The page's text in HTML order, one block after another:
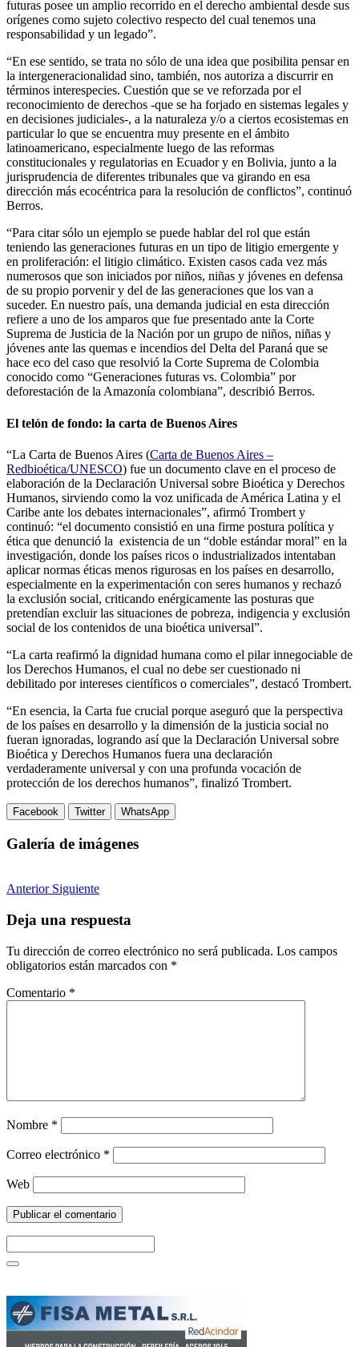
futuras posee un amplio recorrido en el derecho ambiental desde sus
orígenes como sujeto colectivo respecto del cual tenemos una
responsabilidad y un legado”.
“En ese sentido, se trata no sólo de una idea que posibilita pensar en
la intergeneracionalidad sino, también, nos autoriza a discurrir en
términos interespecies. Cuestión que se ve reforzada por el
reconocimiento de derechos -que se ha forjado en sistemas legales y
en decisiones judiciales-, a la naturaleza y/o a ciertos ecosistemas en
particular lo que se encuentra muy presente en el ámbito
latinoamericano, especialmente luego de las reformas
constitucionales y regulatorias en Ecuador y en Bolivia, junto a la
jurisprudencia de diferentes tribunales que va girando en esa
dirección más ecocéntrica para la resolución de conflictos”, continuó
Berros.
“Para citar sólo un ejemplo se puede hablar del rol que están
teniendo las generaciones futuras en un tipo de litigio emergente y
en proliferación: el litigio climático. Existen casos cada vez más
numerosos que son iniciados por niños, niñas y jóvenes en defensa
de su propio porvenir y del de las generaciones que los van a
suceder. En nuestro país, una demanda judicial en esta dirección
refiere a uno de los amparos que fue presentado ante la Corte
Suprema de Justicia de la Nación por un grupo de niños, niñas y
jóvenes ante las quemas e incendios del Delta del Paraná que se
hace eco del caso que resolvió la Corte Suprema de Colombia
conocido como “Generaciones futuras vs. Colombia” por
deforestación de la Amazonía colombiana”, describió Berros.
El telón de fondo: la carta de Buenos Aires
“La Carta de Buenos Aires (Carta de Buenos Aires –
Redbioética/UNESCO) fue un documento clave en el proceso de
elaboración de la Declaración Universal sobre Bioética y Derechos
Humanos, sirviendo como la voz unificada de América Latina y el
Caribe ante los debates internacionales”, afirmó Trombert y
continuó: “el documento consistió en una firme postura política y
ética que denunció la existencia de un “doble estándar moral” en la
investigación, donde los países ricos o industrializados intentaban
aplicar normas éticas menos rigurosas en los países en desarrollo,
especialmente en la experimentación con seres humanos y rechazó
la exclusión social, criticando enérgicamente las posturas que
pretendían excluir las situaciones de pobreza, indigencia y exclusión
social de los contenidos de una bioética universal”.
“La carta reafirmó la dignidad humana como el pilar innegociable de
los Derechos Humanos, el cual no debe ser cuestionado ni
debilitado por intereses científicos o comerciales”, destacó Trombert.
“En esencia, la Carta fue crucial porque aseguró que la perspectiva
de los países en desarrollo y la dimensión de la justicia social no
fueran ignoradas, logrando así que la Declaración Universal sobre
Bioética y Derechos Humanos fuera una declaración
verdaderamente universal y con una profunda vocación de
protección de los derechos humanos”, finalizó Trombert.
Facebook Twitter WhatsApp
Galería de imágenes
Anterior Siguiente
Deja una respuesta
Tu dirección de correo electrónico no será publicada. Los campos
obligatorios están marcados con *
Comentario *
Nombre *
Correo electrónico *
Web